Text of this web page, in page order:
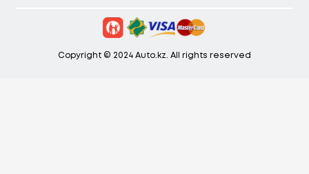
Copyright © 2024 Auto.kz. All rights reserved